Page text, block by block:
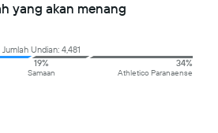
yang akan menang
Jumlah Undian: 4,481
19%
Samaan
34%
Athletico Paranaense